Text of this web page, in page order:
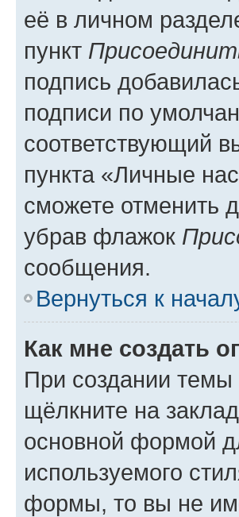
её в личном
пункт
подпись
подписи по
соответствующий
пункта «Личные
сможете отменить
убрав флажок
сообщения.
Вернуться к
Как мне создать
При создании
щёлкните на
основной формой
используемого
формы, то вы не